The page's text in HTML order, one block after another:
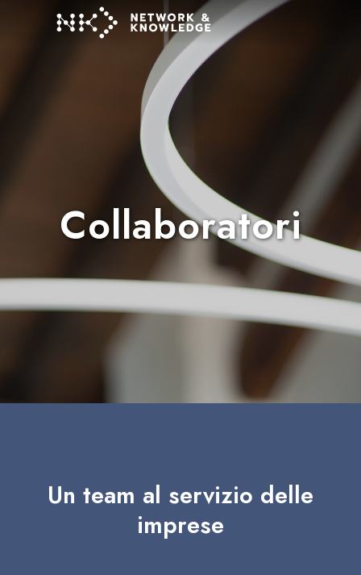
Collaboratori
Un team al servizio delle
imprese